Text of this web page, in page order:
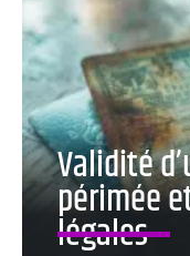
Validité
périmée
légales